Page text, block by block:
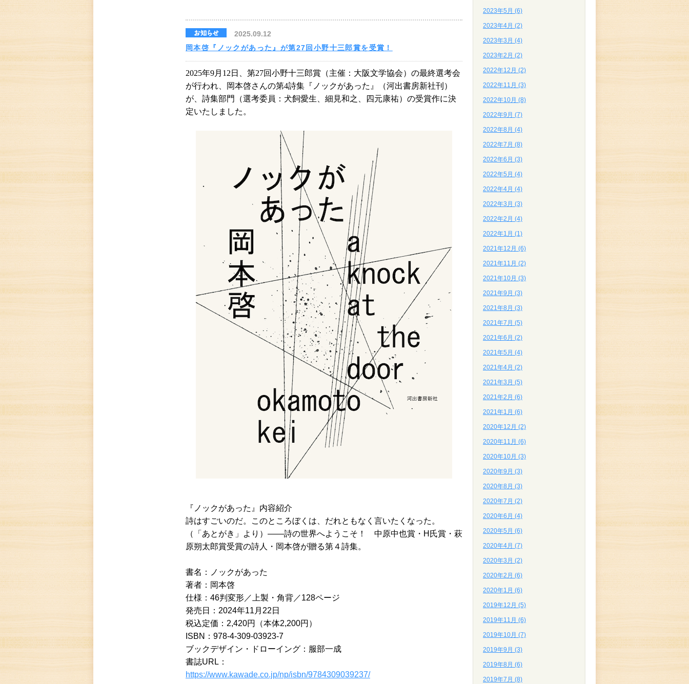
2025.09.12
岡本啓『ノックがあった』が第27回小野十三郎賞を受賞！
2025年9月12日、第27回小野十三郎賞（主催：大阪文学協会）の最終選考会
が行われ、岡本啓さんの第4詩集『ノックがあった』（河出書房新社刊）
が、詩集部門（選考委員：犬飼愛生、細見和之、四元康祐）の受賞作に決
定いたしました。
『ノックがあった』内容紹介
詩はすごいのだ。このところぼくは、だれともなく言いたくなった。
（「あとがき」より）――詩の世界へようこそ！ 中原中也賞・H氏賞・萩
原朔太郎賞受賞の詩人・岡本啓が贈る第４詩集。
書名：ノックがあった
著者：岡本啓
仕様：46判変形／上製・角背／128ページ
発売⽇：2024年11⽉22日
税込定価：2,420円（本体2,200円）
ISBN：978-4-309-03923-7
ブックデザイン・ドローイング：服部一成
書誌URL：
https://www.kawade.co.jp/np/isbn/9784309039237/
2023年5月 (6)
2023年4月 (2)
2023年3月 (4)
2023年2月 (2)
2022年12月 (2)
2022年11月 (3)
2022年10月 (8)
2022年9月 (7)
2022年8月 (4)
2022年7月 (8)
2022年6月 (3)
2022年5月 (4)
2022年4月 (4)
2022年3月 (3)
2022年2月 (4)
2022年1月 (1)
2021年12月 (6)
2021年11月 (2)
2021年10月 (3)
2021年9月 (3)
2021年8月 (3)
2021年7月 (5)
2021年6月 (2)
2021年5月 (4)
2021年4月 (2)
2021年3月 (5)
2021年2月 (6)
2021年1月 (6)
2020年12月 (2)
2020年11月 (6)
2020年10月 (3)
2020年9月 (3)
2020年8月 (3)
2020年7月 (2)
2020年6月 (4)
2020年5月 (6)
2020年4月 (7)
2020年3月 (2)
2020年2月 (6)
2020年1月 (6)
2019年12月 (5)
2019年11月 (6)
2019年10月 (7)
2019年9月 (3)
2019年8月 (6)
2019年7月 (8)